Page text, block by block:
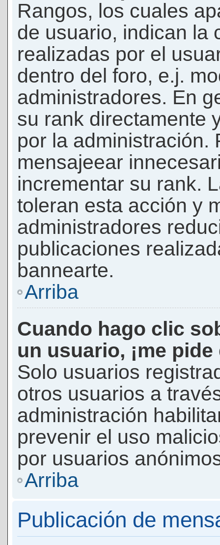
Rangos, los cuales
de usuario, indican la
realizadas por el
dentro del foro, e.j.
administradores. En
su rank directamente
por la administración.
mensajeear
incrementar su rank.
toleran esta acción y
administradores
publicaciones
bannearte.
Arriba
Cuando hago clic
un usuario, ¡me
Solo usuarios
otros usuarios a
administración
prevenir el uso
por usuarios
Arriba
Publicación de